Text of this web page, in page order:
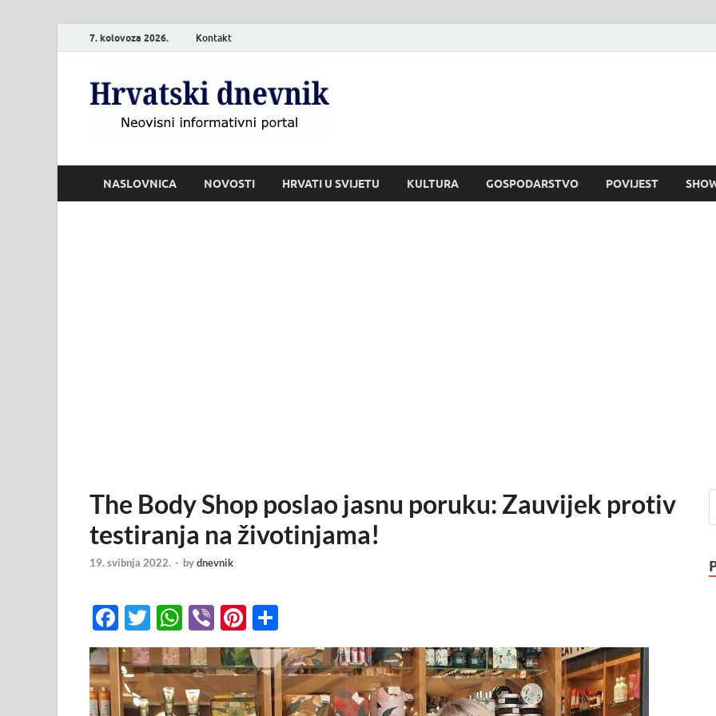
7. kolovoza 2026. Kontakt
NASLOVNICA NOVOSTI HRVATI U SVIJETU KULTURA GOSPODARSTVO POVIJEST
The Body Shop poslao jasnu poruku: Zauvijek protiv
testiranja na životinjama!
19. svibnja 2022. - bydnevnik
F
a
c
e
T
wi
tt
er
W
h
at
s
Vi
b
er
Pi
nt
er
e
h
ar
e